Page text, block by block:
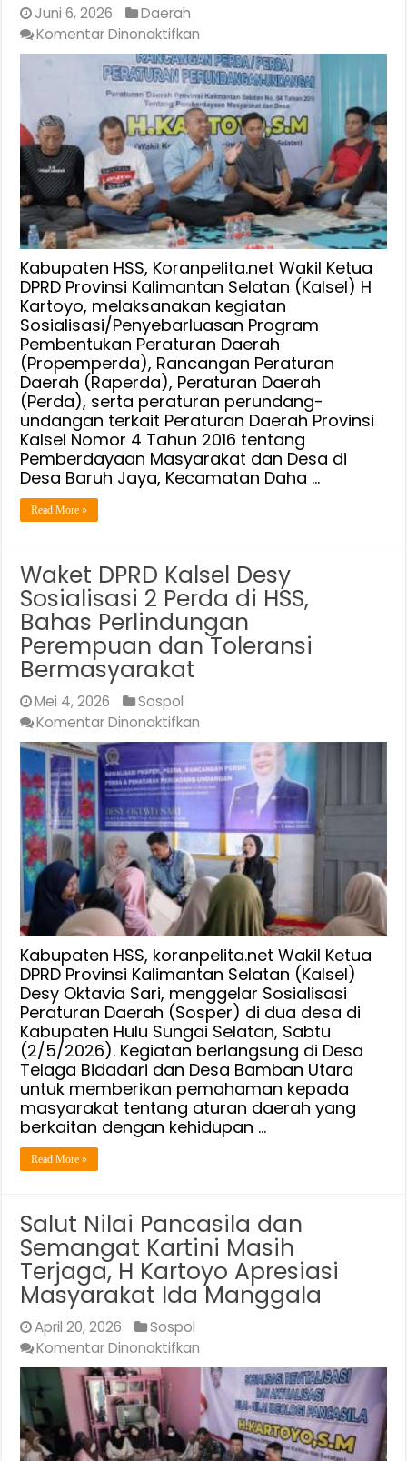
Juni 6, 2026
Daerah
Komentar Dinonaktifkan
Dorong
Penguatan
Potensi
Ekonomi,
Kartoyo
Sosialisasikan
Perda
Pemberdayaan
Masyarakat
dan
Desa
Kepada
Warga
Baruh
Jaya
Kabupaten HSS, Koranpelita.net Wakil Ketua
DPRD Provinsi Kalimantan Selatan (Kalsel) H
Kartoyo, melaksanakan kegiatan
Sosialisasi/Penyebarluasan Program
Pembentukan Peraturan Daerah
(Propemperda), Rancangan Peraturan
Daerah (Raperda), Peraturan Daerah
(Perda), serta peraturan perundang-
undangan terkait Peraturan Daerah Provinsi
Kalsel Nomor 4 Tahun 2016 tentang
Pemberdayaan Masyarakat dan Desa di
Desa Baruh Jaya, Kecamatan Daha …
Read More »
Waket DPRD Kalsel Desy
Sosialisasi 2 Perda di HSS,
Bahas Perlindungan
Perempuan dan Toleransi
Bermasyarakat
Mei 4, 2026
Sospol
Komentar Dinonaktifkan
Waket
DPRD
Kalsel
Desy
Sosialisasi
Perda
di
HSS,
Bahas
Perlindungan
Perempuan
dan
Toleransi
Bermasyarakat
Kabupaten HSS, koranpelita.net Wakil Ketua
DPRD Provinsi Kalimantan Selatan (Kalsel)
Desy Oktavia Sari, menggelar Sosialisasi
Peraturan Daerah (Sosper) di dua desa di
Kabupaten Hulu Sungai Selatan, Sabtu
(2/5/2026). Kegiatan berlangsung di Desa
Telaga Bidadari dan Desa Bamban Utara
untuk memberikan pemahaman kepada
masyarakat tentang aturan daerah yang
berkaitan dengan kehidupan …
Read More »
Salut Nilai Pancasila dan
Semangat Kartini Masih
Terjaga, H Kartoyo Apresiasi
Masyarakat Ida Manggala
April 20, 2026
Sospol
Komentar Dinonaktifkan
Salut
Nilai
Pancasila
dan
Semangat